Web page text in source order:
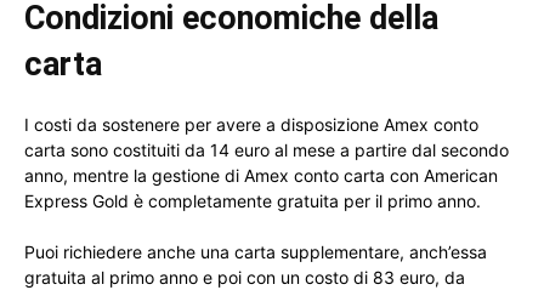
Condizioni economiche della
carta
I costi da sostenere per avere a disposizione Amex conto
carta sono costituiti da 14 euro al mese a partire dal secondo
anno, mentre la gestione di Amex conto carta con American
Express Gold è completamente gratuita per il primo anno.
Puoi richiedere anche una carta supplementare, anch’essa
gratuita al primo anno e poi con un costo di 83 euro, da